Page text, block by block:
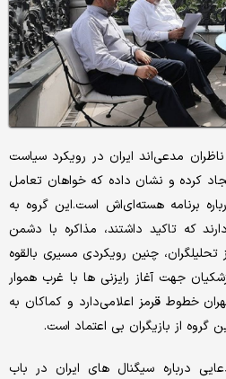
مدعی‌‌اند ‌ایران در رویکرد سیاست
کرده و نشان داده که خواهان تعامل
برنامه هسته‌ای‌اش است.‌این گروه به
که تاکید داشتند، مذاکره با دشمن
چنین رویکردی مسیری بالقوه
جهت آغاز رایزنی ‌ها با غرب هموار
خطوط قرمز اعلا‌می‌دارد و کماکان به
گروه از بازیگران بی اعتماد است.
درباره سیگنال ‌‌های ‌ایران در باب